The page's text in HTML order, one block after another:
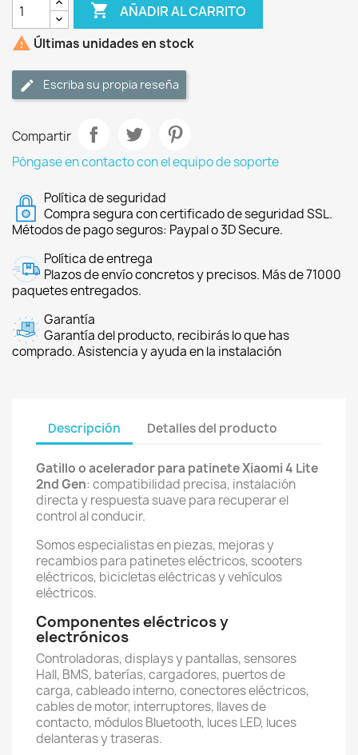
 AÑADIR AL CARRITO
 Últimas unidades en stock
Escriba su propia reseña
Compartir
Póngase en contacto con el equipo de soporte
Política de seguridad
Compra segura con certificado de seguridad SSL.
Métodos de pago seguros: Paypal o 3D Secure.
Política de entrega
Plazos de envío concretos y precisos. Más de 71000
paquetes entregados.
Garantía
Garantía del producto, recibirás lo que has
comprado. Asistencia y ayuda en la instalación
Descripción Detalles del producto
Gatillo o acelerador para patinete Xiaomi 4 Lite
2nd Gen: compatibilidad precisa, instalación
directa y respuesta suave para recuperar el
control al conducir.
Somos especialistas en piezas, mejoras y
recambios para patinetes eléctricos, scooters
eléctricos, bicicletas eléctricas y vehículos
eléctricos.
Componentes eléctricos y
electrónicos
Controladoras, displays y pantallas, sensores
Hall, BMS, baterías, cargadores, puertos de
carga, cableado interno, conectores eléctricos,
cables de motor, interruptores, llaves de
contacto, módulos Bluetooth, luces LED, luces
delanteras y traseras.